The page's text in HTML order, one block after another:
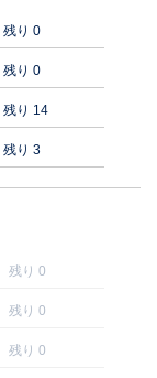
残り 0
残り 0
残り 14
残り 3
残り 0
残り 0
残り 0